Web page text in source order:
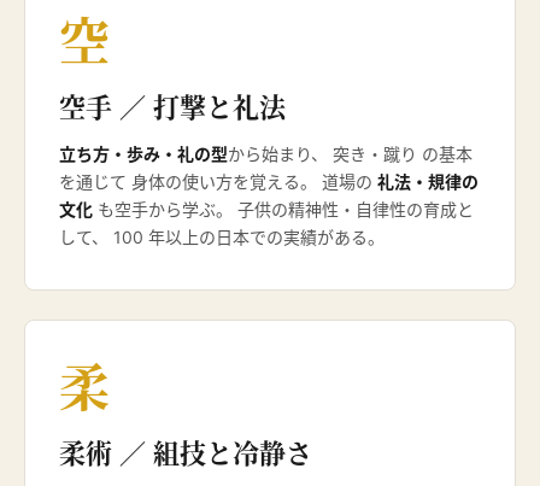
空
空手 ／ 打撃と礼法
立ち方・歩み・礼の型から始まり、 突き・蹴り の基本
を通じて 身体の使い方を覚える。 道場の 礼法・規律の
文化 も空手から学ぶ。 子供の精神性・自律性の育成と
して、 100 年以上の日本での実績がある。
柔
柔術 ／ 組技と冷静さ